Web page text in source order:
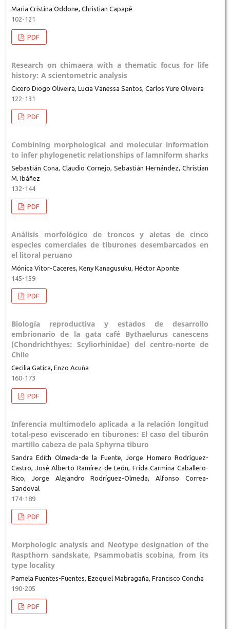
Maria Cristina Oddone, Christian Capapé
102-121
PDF
Research on chimaera with a thematic focus for life
history: A scientometric analysis
Cicero Diogo Oliveira, Lucia Vanessa Santos, Carlos Yure Oliveira
122-131
PDF
Combining morphological and molecular information
to infer phylogenetic relationships of lamniform sharks
Sebastián Cona, Claudio Cornejo, Sebastián Hernández, Christian
M. Ibáñez
132-144
PDF
Análisis morfológico de troncos y aletas de cinco
especies comerciales de tiburones desembarcados en
el litoral peruano
Mónica Vitor-Caceres, Keny Kanagusuku, Héctor Aponte
145-159
PDF
Biología reproductiva y estados de desarrollo
embrionario de la gata café Bythaelurus canescens
(Chondrichthyes: Scyliorhinidae) del centro-norte de
Chile
Cecilia Gatica, Enzo Acuña
160-173
PDF
Inferencia multimodelo aplicada a la relación longitud
total-peso eviscerado en tiburones: El caso del tiburón
martillo cabeza de pala Sphyrna tiburo
Sandra Edith Olmeda-de la Fuente, Jorge Homero Rodríguez-
Castro, José Alberto Ramírez-de León, Frida Carmina Caballero-
Rico, Jorge Alejandro Rodríguez-Olmeda, Alfonso Correa-
Sandoval
174-189
PDF
Morphologic analysis and Neotype designation of the
Raspthorn sandskate, Psammobatis scobina, from its
type locality
Pamela Fuentes-Fuentes, Ezequiel Mabragaña, Francisco Concha
190-205
PDF